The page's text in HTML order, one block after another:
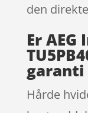
den
Er
garanti
Hårde